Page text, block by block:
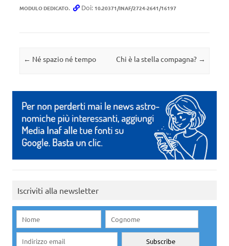
MODULO DEDICATO. Doi: 10.20371/INAF/2724-2641/16197
Navigazione articolo
← Né spazio né tempo Chi è la stella compagna? →
Iscriviti alla newsletter